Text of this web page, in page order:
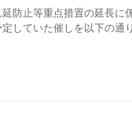
防止等重点措置の延長に
していた催しを以下の通